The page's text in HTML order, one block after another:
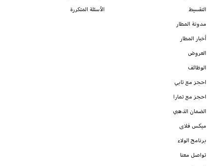
التقسيط
مدونة المطار
أخبار المطار
العروض
الوظائف
احجز مع تابي
احجز مع تمارا
الضمان الذهبي
ميكس فلاى
برنامج الولاء
الأسئلة المتكررة
تواصل معنا